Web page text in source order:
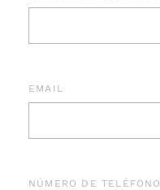
EMAIL
NÚMERO DE TELÉFONO